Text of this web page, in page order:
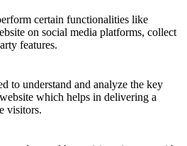
certain functionalities like
on social media platforms, collect
features.
to understand and analyze the key
which helps in delivering a
visitors.